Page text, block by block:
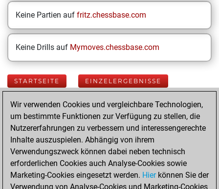
Keine Partien auf fritz.chessbase.com
Keine Drills auf Mymoves.chessbase.com
STARTSEITE EINZELERGEBNISSE
Your Latest App
Activity
Donnerstag, Juli
16, 2026
Wir verwenden Cookies und vergleichbare Technologien,
um bestimmte Funktionen zur Verfügung zu stellen, die
Nutzererfahrungen zu verbessern und interessengerechte
Inhalte auszuspielen. Abhängig von ihrem
Verwendungszweck können dabei neben technisch
erforderlichen Cookies auch Analyse-Cookies sowie
Marketing-Cookies eingesetzt werden. Hierkönnen Sie der
Verwendung von Analyse-Cookies und Marketing-Cookies